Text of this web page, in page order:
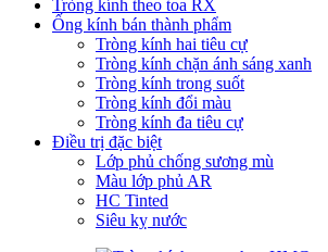
Tròng kính theo toa RX
Ống kính bán thành phẩm
Tròng kính hai tiêu cự
Tròng kính chặn ánh sáng xanh
Tròng kính trong suốt
Tròng kính đổi màu
Tròng kính đa tiêu cự
Điều trị đặc biệt
Lớp phủ chống sương mù
Màu lớp phủ AR
HC Tinted
Siêu kỵ nước